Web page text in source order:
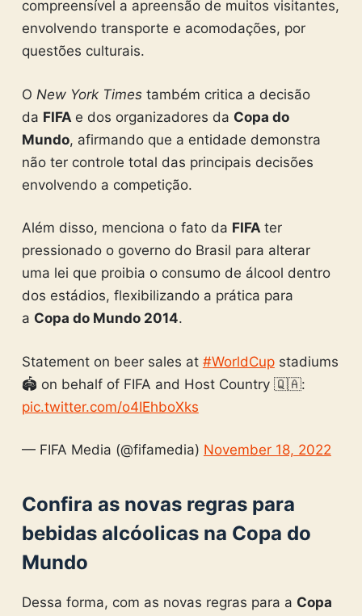
compreensível a apreensão de muitos visitantes,
envolvendo transporte e acomodações, por
questões culturais.
O New York Times também critica a decisão
da FIFA e dos organizadores da Copa do
Mundo, afirmando que a entidade demonstra
não ter controle total das principais decisões
envolvendo a competição.
Além disso, menciona o fato da FIFA ter
pressionado o governo do Brasil para alterar
uma lei que proibia o consumo de álcool dentro
dos estádios, flexibilizando a prática para
a Copa do Mundo 2014.
Statement on beer sales at #WorldCupstadiums
🏟️ on behalf of FIFA and Host Country 🇶🇦:
pic.twitter.com/o4IEhboXks
— FIFA Media (@fifamedia) November 18, 2022
Confira as novas regras para
bebidas alcóolicas na Copa do
Mundo
Dessa forma, com as novas regras para a Copa